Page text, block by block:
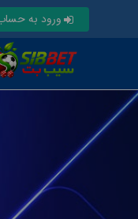
ورود به